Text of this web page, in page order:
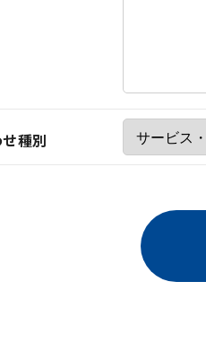
種別